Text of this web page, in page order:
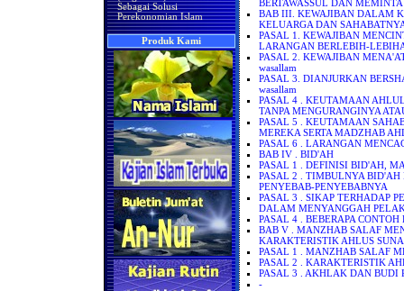
Sebagai Solusi
Perekonomian Islam
Produk Kami
BERTAWASSUL DAN
BAB III. KEWAJIBAN DALAM
KELUARGA DAN
PASAL 1. KEWAJIBAN
LARANGAN BERLEBIH-
PASAL 2. KEWAJIBAN
wasallam
PASAL 3. DIANJURKAN
wasallam
PASAL 4 . KEUTAMAAN
TANPA MENGURANGINYA
PASAL 5 . KEUTAMAAN
MEREKA SERTA MADZHAB
PASAL 6 . LARANGAN
BAB IV . BID'AH
PASAL 1 . DEFINISI BID'AH,
PASAL 2 . TIMBULNYA
PENYEBAB-PENYEBABNYA
PASAL 3 . SIKAP TERHADAP
DALAM MENYANGGAH
PASAL 4 . BEBERAPA
BAB V . MANZHAB SALAF
KARAKTERISTIK AHLUS
PASAL 1 . MANZHAB SALAF
PASAL 2 . KARAKTERISTIK
PASAL 3 . AKHLAK DAN BUDI
-